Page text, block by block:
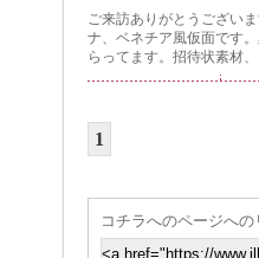
ご来訪ありがとうござい
ナ、ベネチア風仮面です
らってます。招待状素材
1
コチラへのページへ